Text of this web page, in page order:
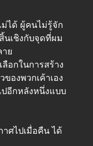
ม่ได้ ผู้คนไม่รู้จัก
นเชิงกับจุดที่ผม
ย
อกในการสร้าง
องพวกเค้าเอง
อีกหลังหนึ่งแบบ
ศไปเมื่อคืน ได้